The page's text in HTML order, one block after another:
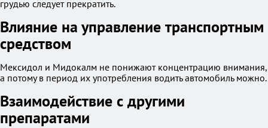
грудью следует прекратить.
Влияние на управление транспортным
средством
Мексидол и Мидокалм не понижают концентрацию внимания,
а потому в период их употребления водить автомобиль можно.
Взаимодействие с другими
препаратами